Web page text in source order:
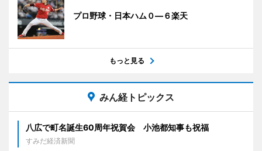
プロ野球・日本ハム０―６楽天
もっと見る
みん経トピックス
八広で町名誕生60周年祝賀会 小池都知事も祝福
すみだ経済新聞